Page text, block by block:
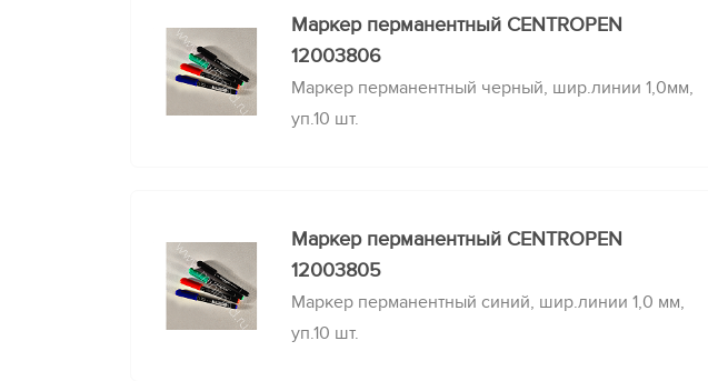
Маркер перманентный CENTROPEN
12003806
Маркер перманентный черный, шир.линии 1,0мм,
уп.10 шт.
Маркер перманентный CENTROPEN
12003805
Маркер перманентный синий, шир.линии 1,0 мм,
уп.10 шт.